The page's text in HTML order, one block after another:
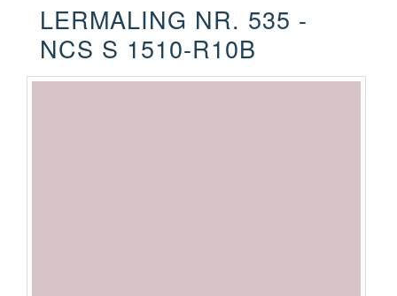
LERMALING NR. 535 -
NCS S 1510-R10B